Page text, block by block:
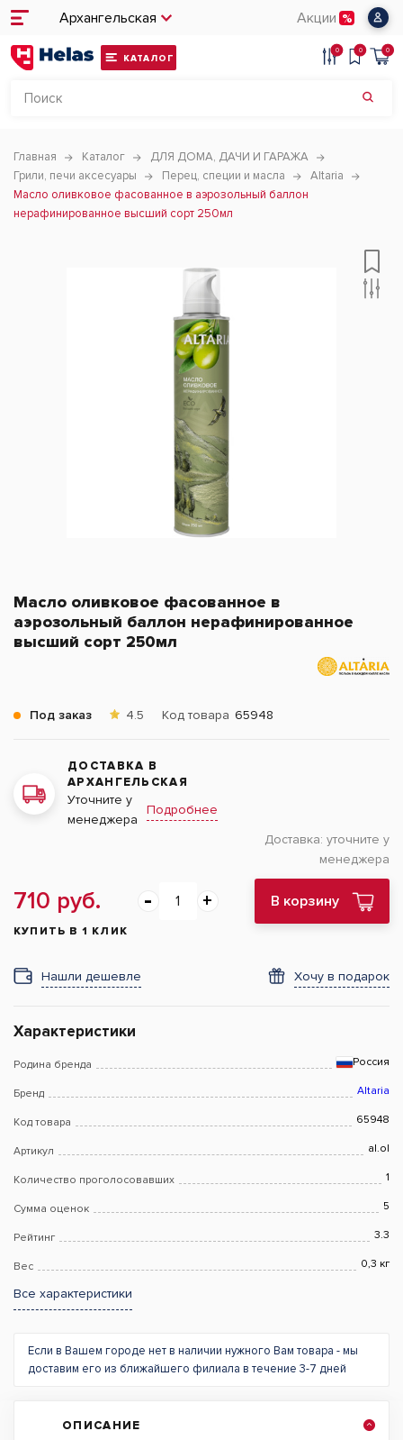
Архангельская Акции
КАТАЛОГ
0 0 0
Главная Каталог
ДЛЯ ДОМА, ДАЧИ И ГАРАЖА
Грили, печи аксесуары
Перец, специи и масла
Altaria
Масло оливковое фасованное в аэрозольный баллон
нерафинированное высший сорт 250мл
Масло оливковое фасованное в
аэрозольный баллон нерафинированное
высший сорт 250мл
Под заказ 4.5 Код товара 65948
ДОСТАВКА В
АРХАНГЕЛЬСКАЯ
Уточните у
менеджера
Подробнее
Доставка: уточните у
менеджера
710 руб. В корзину
КУПИТЬ В 1 КЛИК
Нашли дешевле Хочу в подарок
Характеристики
Родина бренда Россия
Бренд Altaria
Код товара 65948
Артикул al.ol
Количество проголосовавших 1
Сумма оценок 5
Рейтинг 3.3
Вес 0,3 кг
Все характеристики
Если в Вашем городе нет в наличии нужного Вам товара - мы
доставим его из ближайшего филиала в течение 3-7 дней
ОПИСАНИЕ